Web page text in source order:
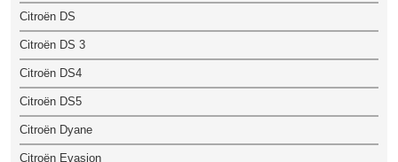
Citroën DS
Citroën DS 3
Citroën DS4
Citroën DS5
Citroën Dyane
Citroën Evasion